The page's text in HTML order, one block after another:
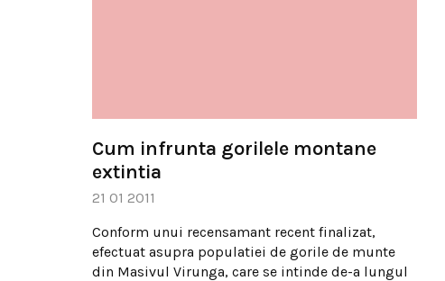
Cum infrunta gorilele montane
extintia
21 01 2011
Conform unui recensamant recent finalizat,
efectuat asupra populatiei de gorile de munte
din Masivul Virunga, care se intinde de-a lungul